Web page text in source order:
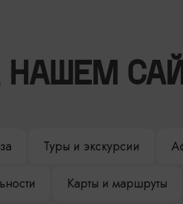
НАШЕМ
Туры и экскурсии
Карты и маршруты